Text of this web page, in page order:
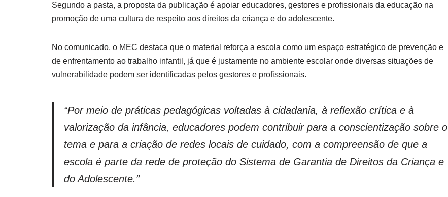
Segundo a pasta, a proposta da publicação é apoiar educadores, gestores e profissionais da educação na
promoção de uma cultura de respeito aos direitos da criança e do adolescente.
No comunicado, o MEC destaca que o material reforça a escola como um espaço estratégico de prevenção e
de enfrentamento ao trabalho infantil, já que é justamente no ambiente escolar onde diversas situações de
vulnerabilidade podem ser identificadas pelos gestores e profissionais.
“Por meio de práticas pedagógicas voltadas à cidadania, à reflexão crítica e à
valorização da infância, educadores podem contribuir para a conscientização sobre o
tema e para a criação de redes locais de cuidado, com a compreensão de que a
escola é parte da rede de proteção do Sistema de Garantia de Direitos da Criança e
do Adolescente.”